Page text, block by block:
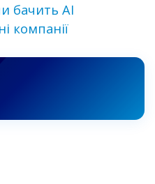
бачить AI
компанії